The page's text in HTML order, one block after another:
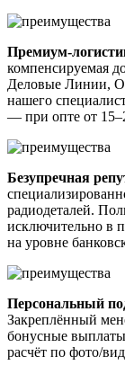
Премиум-
компенсируемая
Деловые Линии,
нашего
— при опте от
Безупречная
радиодеталей.
исключительно в
на уровне
Персональный
Закреплённый
бонусные выплаты
расчёт по фото/